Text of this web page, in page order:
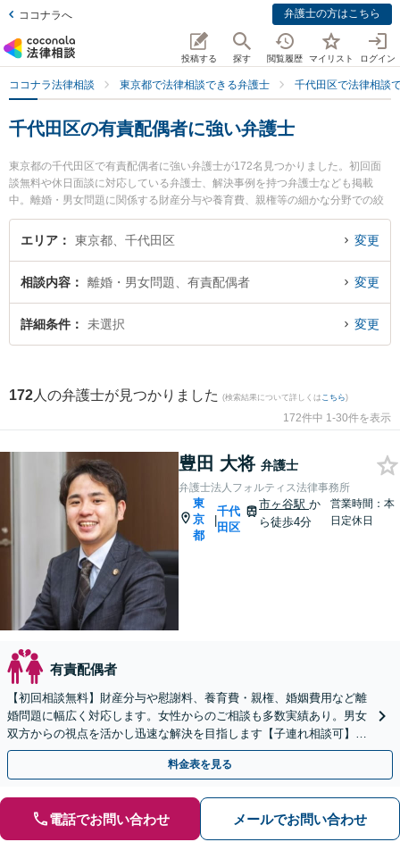
ココナラへ 弁護士の方はこちら
投稿する 探す 閲覧履歴 マイリスト ログイン
ココナラ法律相談 東京都で法律相談できる弁護士 千代田区で法律相談
千代田区の有責配偶者に強い弁護士
東京都の千代田区で有責配偶者に強い弁護士が172名見つかりました。初回面
談無料や休日面談に対応している弁護士、解決事例を持つ弁護士なども掲載
中。離婚・男女問題に関係する財産分与や養育費、親権等の細かな分野での絞
り込み検索もでき便利です。特に弁護士法人フォルティス法律事務所の豊田 大
将弁護士や佐藤新総合法律事務所の池本 優子弁護士、桑山総合法律事務所の桑
士に相談したい』『有責配偶者のトラブル解決の実績豊富な近くの弁護士を検
索したい』『初回相談無料で有責配偶者を法律相談できる千代田区内の弁護士
に相談予約したい』などでお困りの相談者さんにおすすめです。
エリア 東京都、千代田区 変更
相談内容 離婚・男女問題、有責配偶者 変更
詳細条件 未選択 変更
172 人の弁護士が見つかりました (検索結果について詳しくは こちら)
172件中 1-30件を表示
豊田 大将 弁護士
弁護士法人フォルティス法律事務所
東
京
都
|
千代
田区
市ヶ谷駅か
ら徒歩4分
営業時間：本
日定休日
有責配偶者
【初回相談無料】財産分与や慰謝料、養育費・親権、婚姻費用など離
婚問題に幅広く対応します。女性からのご相談も多数実績あり。男女
双方からの視点を活かし迅速な解決を目指します【子連れ相談可】不
貞慰謝料の請求トラブルもお任せください【市ヶ谷駅3分】
料金表を見る
電話でお問い合わせ メールでお問い合わせ